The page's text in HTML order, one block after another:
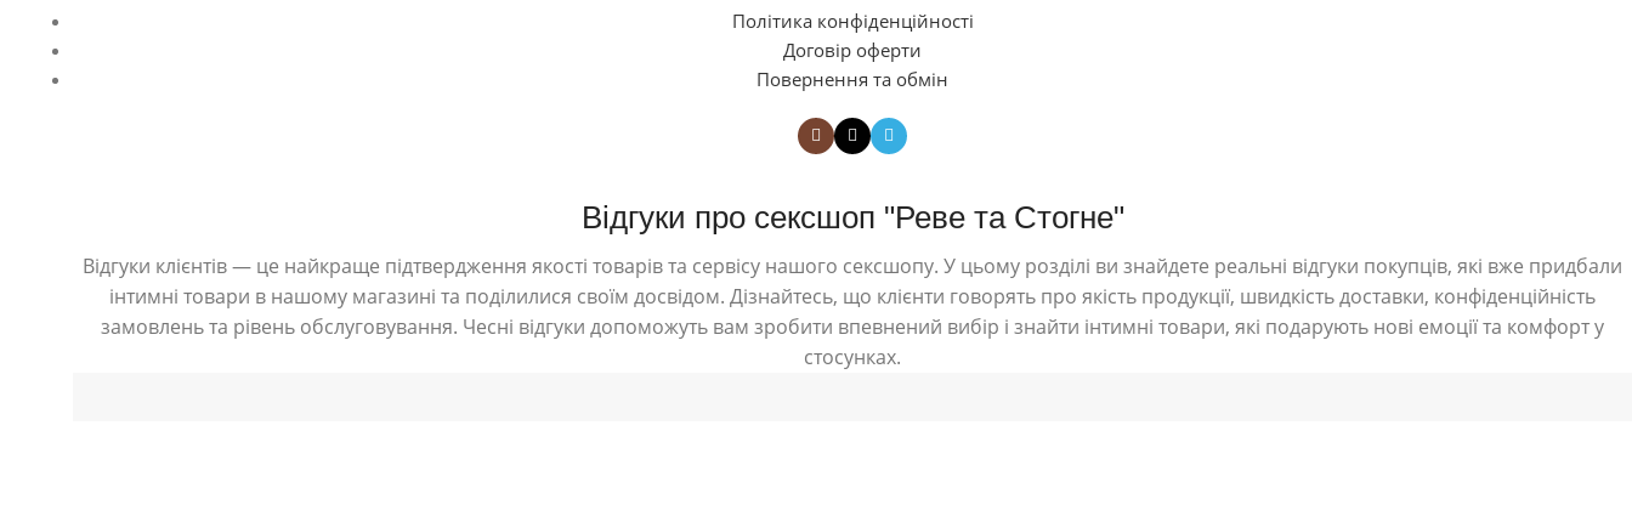
Політика конфіденційності
Договір оферти
Повернення та обмін
Відгуки про сексшоп "Реве та Стогне"
Відгуки клієнтів — це найкраще підтвердження якості товарів та сервісу нашого сексшопу. У цьому розділі ви знайдете реальні відгуки покупців, які вже придбали
інтимні товари в нашому магазині та поділилися своїм досвідом. Дізнайтесь, що клієнти говорять про якість продукції, швидкість доставки, конфіденційність
замовлень та рівень обслуговування. Чесні відгуки допоможуть вам зробити впевнений вибір і знайти інтимні товари, які подарують нові емоції та комфорт у
стосунках.